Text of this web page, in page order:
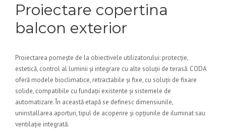
Proiectare copertina
balcon exterior
Proiectarea pornește de la obiectivele utilizatorului: protecție,
estetică, control al luminii și integrare cu alte soluții de terasă. CODA
oferă modele bioclimatice, retractabile și fixe, cu soluții de fixare
solide, compatibile cu fundații existente și sistemele de
automatizare. În această etapă se definesc dimensiunile,
uninstallarea aporturi, tipul de acoperire și opțiunile de iluminat sau
ventilație integrată.